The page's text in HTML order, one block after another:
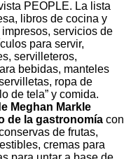
PEOPLE. La lista
libros de cocina y
servicios de
para servir,
servilleteros,
bebidas, manteles
ropa de
de tela” y comida.
Meghan Markle
de la gastronomía con
de frutas,
cremas para